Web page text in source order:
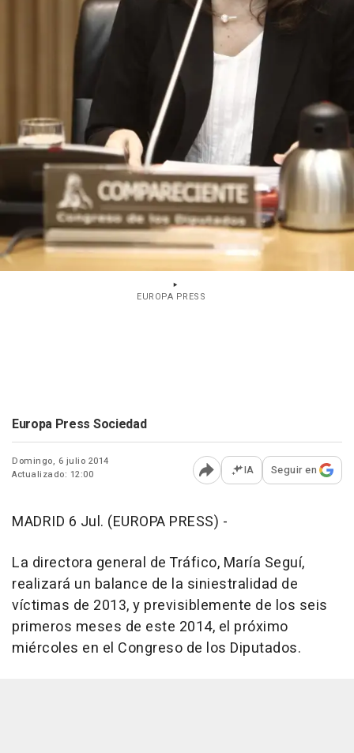
EUROPA PRESS
Europa Press Sociedad
Domingo, 6 julio 2014
Actualizado: 12:00
Abrir opciones para
IA Seguir en
MADRID 6 Jul. (EUROPA PRESS) -
La directora general de Tráfico, María Seguí,
realizará un balance de la siniestralidad de
víctimas de 2013, y previsiblemente de los seis
primeros meses de este 2014, el próximo
miércoles en el Congreso de los Diputados.